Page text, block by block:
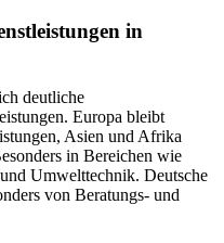
in
deutliche
Europa bleibt
Asien und Afrika
in Bereichen wie
Umwelttechnik. Deutsche
von Beratungs- und